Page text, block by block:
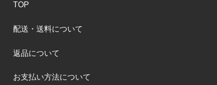
TOP
配送・送料について
返品について
お支払い方法について